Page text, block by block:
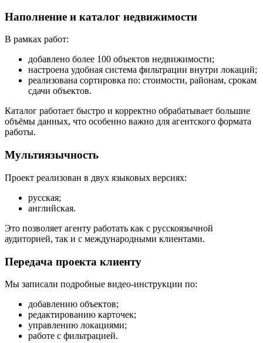
Наполнение и каталог недвижимости
В рамках работ:
добавлено более 100 объектов недвижимости;
настроена удобная система фильтрации внутри локаций;
реализована сортировка по: стоимости, районам, срокам
сдачи объектов.
Каталог работает быстро и корректно обрабатывает большие
объёмы данных, что особенно важно для агентского формата
работы.
Мультиязычность
Проект реализован в двух языковых версиях:
русская;
английская.
Это позволяет агенту работать как с русскоязычной
аудиторией, так и с международными клиентами.
Передача проекта клиенту
Мы записали подробные видео-инструкции по:
добавлению объектов;
редактированию карточек;
управлению локациями;
работе с фильтрацией.